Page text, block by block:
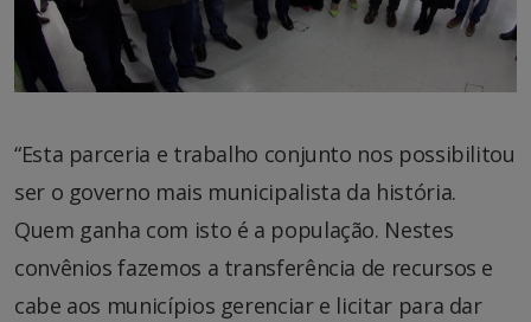
“Esta parceria e trabalho conjunto nos possibilitou
ser o governo mais municipalista da história.
Quem ganha com isto é a população. Nestes
convênios fazemos a transferência de recursos e
cabe aos municípios gerenciar e licitar para dar